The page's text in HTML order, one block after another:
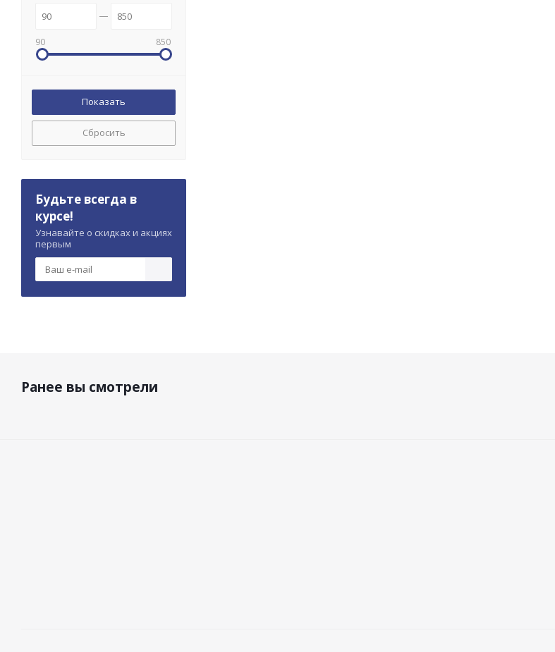
90 850
Сбросить
Будьте всегда в
курсе!
Узнавайте о скидках и акциях
первым
Ранее вы смотрели